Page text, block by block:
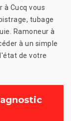
à Cucq vous
tubage
Ramoneur à
à un simple
de votre